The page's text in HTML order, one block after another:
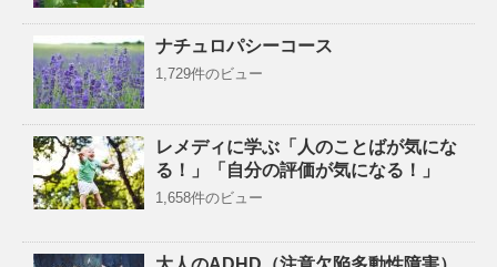
ナチュロパシーコース
1,729件のビュー
レメディに学ぶ「人のことばが気にな
る！」「自分の評価が気になる！」
1,658件のビュー